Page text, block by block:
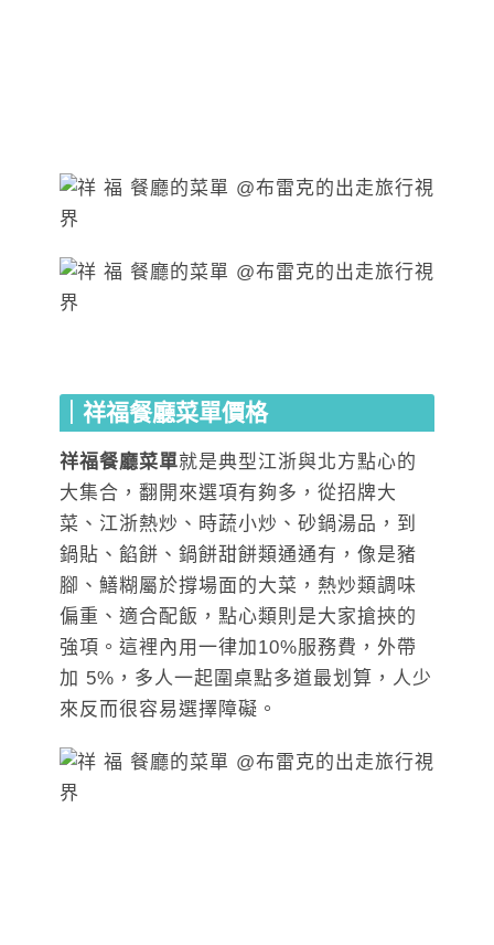
｜祥福餐廳菜單價格
祥福餐廳菜單就是典型江浙與北方點心的
大集合，翻開來選項有夠多，從招牌大
菜、江浙熱炒、時蔬小炒、砂鍋湯品，到
鍋貼、餡餅、鍋餅甜餅類通通有，像是豬
腳、鱔糊屬於撐場面的大菜，熱炒類調味
偏重、適合配飯，點心類則是大家搶挾的
強項。這裡內用一律加10%服務費，外帶
加 5%，多人一起圍桌點多道最划算，人少
來反而很容易選擇障礙。